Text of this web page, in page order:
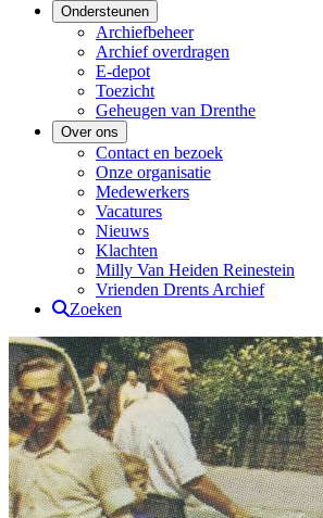
Ondersteunen
Archiefbeheer
Archief overdragen
E-depot
Toezicht
Geheugen van Drenthe
Over ons
Contact en bezoek
Onze organisatie
Medewerkers
Vacatures
Nieuws
Klachten
Milly Van Heiden Reinestein
Vrienden Drents Archief
Zoeken
Drents Archief